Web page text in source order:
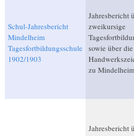
Schul-Jahresbericht
Mindelheim
Tagesfortbildungsschule
1902/1903
Jahresbericht
zweikursige
sowie über die
zu
Jahresbericht